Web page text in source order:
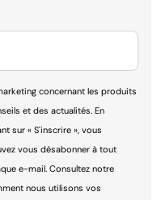
concernant les produits
et des actualités. En
sur « S'inscrire », vous
vous désabonner à tout
e-mail. Consultez notre
nous utilisons vos